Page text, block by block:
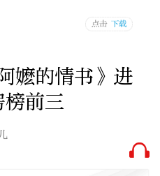
嬷的情书》进
前三